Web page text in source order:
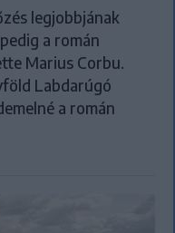
legjobbjának
a román
Marius Corbu.
Labdarúgó
a román